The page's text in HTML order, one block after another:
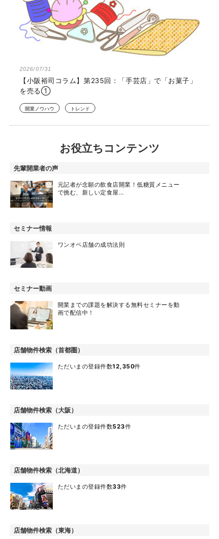
2026/07/31
【小阪裕司コラム】第235回：「手芸店」で「お菓子」
を売る①
開業ノウハウ トレンド
お役立ちコンテンツ
先輩開業者の声
元記者が念願の飲食店開業！低糖質メニュー
で挑む、新しい定食屋…
セミナー情報
ワンオペ店舗の成功法則
セミナー動画
開業までの課題を解決する無料セミナーを動
画で配信中！
店舗物件検索（首都圏）
ただいまの登録件数12,350件
店舗物件検索（大阪）
ただいまの登録件数523件
店舗物件検索（北海道）
ただいまの登録件数33件
店舗物件検索（東海）